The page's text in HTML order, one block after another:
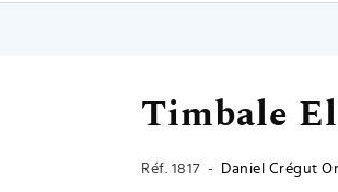
Timbale
Réf. 1817 - Daniel Crégut